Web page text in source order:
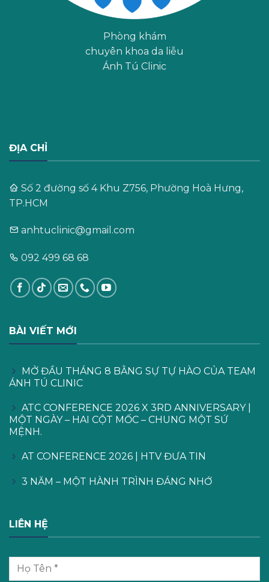
Phòng khám
chuyên khoa da liễu
Ánh Tú Clinic
ĐỊA CHỈ
Số 2 đường số 4 Khu Z756, Phường Hoà Hưng,
TP.HCM
anhtuclinic@gmail.com
092 499 68 68
BÀI VIẾT MỚI
MỞ ĐẦU THÁNG 8 BẰNG SỰ TỰ HÀO CỦA TEAM
ÁNH TÚ CLINIC
ATC CONFERENCE 2026 X 3RD ANNIVERSARY |
MỘT NGÀY – HAI CỘT MỐC – CHUNG MỘT SỨ
MỆNH.
AT CONFERENCE 2026 | HTV ĐƯA TIN
3 NĂM – MỘT HÀNH TRÌNH ĐÁNG NHỚ
LIÊN HỆ